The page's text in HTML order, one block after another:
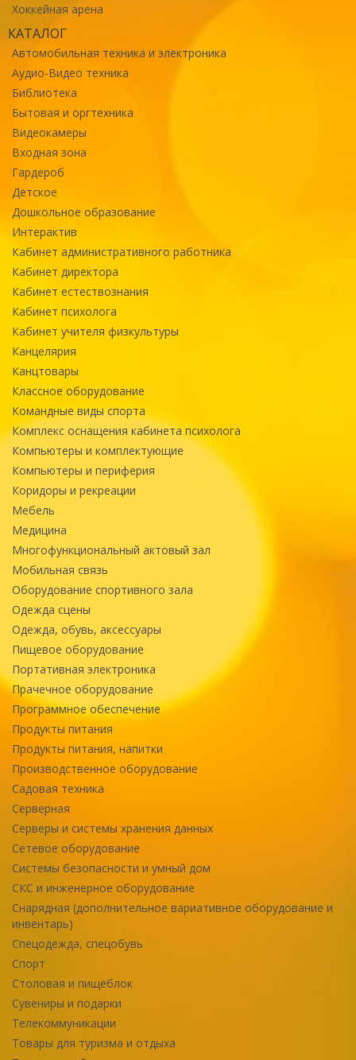
Хоккейная арена
КАТАЛОГ
Автомобильная техника и электроника
Аудио-Видео техника
Библиотека
Бытовая и оргтехника
Видеокамеры
Входная зона
Гардероб
Детское
Дошкольное образование
Интерактив
Кабинет административного работника
Кабинет директора
Кабинет естествознания
Кабинет психолога
Кабинет учителя физкультуры
Канцелярия
Канцтовары
Классное оборудование
Командные виды спорта
Комплекс оснащения кабинета психолога
Компьютеры и комплектующие
Компьютеры и периферия
Коридоры и рекреации
Мебель
Медицина
Многофункциональный актовый зал
Мобильная связь
Оборудование спортивного зала
Одежда сцены
Одежда, обувь, аксессуары
Пищевое оборудование
Портативная электроника
Прачечное оборудование
Программное обеспечение
Продукты питания
Продукты питания, напитки
Производственное оборудование
Садовая техника
Серверная
Серверы и системы хранения данных
Сетевое оборудование
Системы безопасности и умный дом
СКС и инженерное оборудование
Снарядная (дополнительное вариативное оборудование и
инвентарь)
Спецодежда, спецобувь
Спорт
Столовая и пищеблок
Сувениры и подарки
Телекоммуникации
Товары для туризма и отдыха